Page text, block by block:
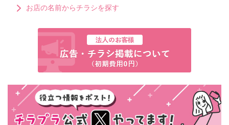
お店の名前からチラシを探す